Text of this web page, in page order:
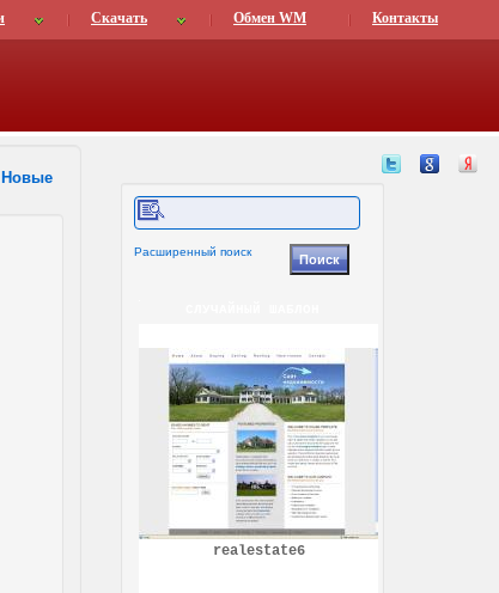
Скачать Обмен WM Контакты
Новые
Расширенный поиск
realestate6